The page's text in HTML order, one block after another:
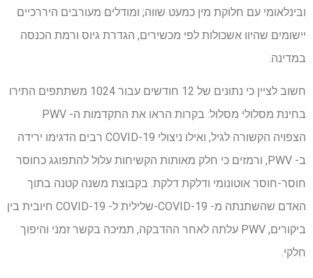
ובינלאומי עם חלוקת מין כמעט שווה; ומודלים מעורבים היררכיים
יישומים שהיוו אשכולות לפי מכשירים, הגדרת גיוס ורמת הכנסה
במדינה.
חשוב לציין כי נתונים של 12 חודשים עבור 1024 משתתפים התירו
בחינת מסלולי מסלול: בקרות הראו את התקדמות ה- PWV
הצפויה הקשורה לגיל, ואילו ניצולי COVID-19 רבים הדגימו ירידה
ב- PWV, ורמזים כי חלק מאותות הקשיחות עלול להתפוגג כחוסר
חוסר-חוסר אוטונומי ודלקת דלקת. בקבוצת משנה קטנה בתוך
האדם שהשתנתה מ- COVID-19-שלילית ל- COVID-19 חיובית בין
ביקורים, PWV עלתה לאחר ההדבקה, תמיכה בקשר זמני והיפוך
חלקי.